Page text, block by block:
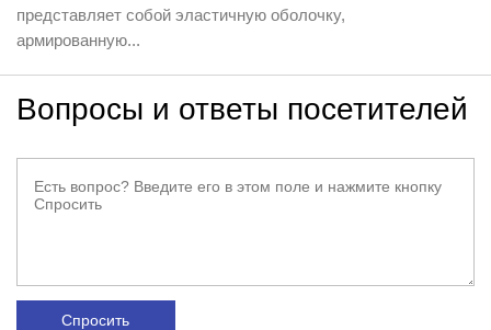
представляет собой эластичную оболочку,
армированную...
Вопросы и ответы посетителей
Спросить